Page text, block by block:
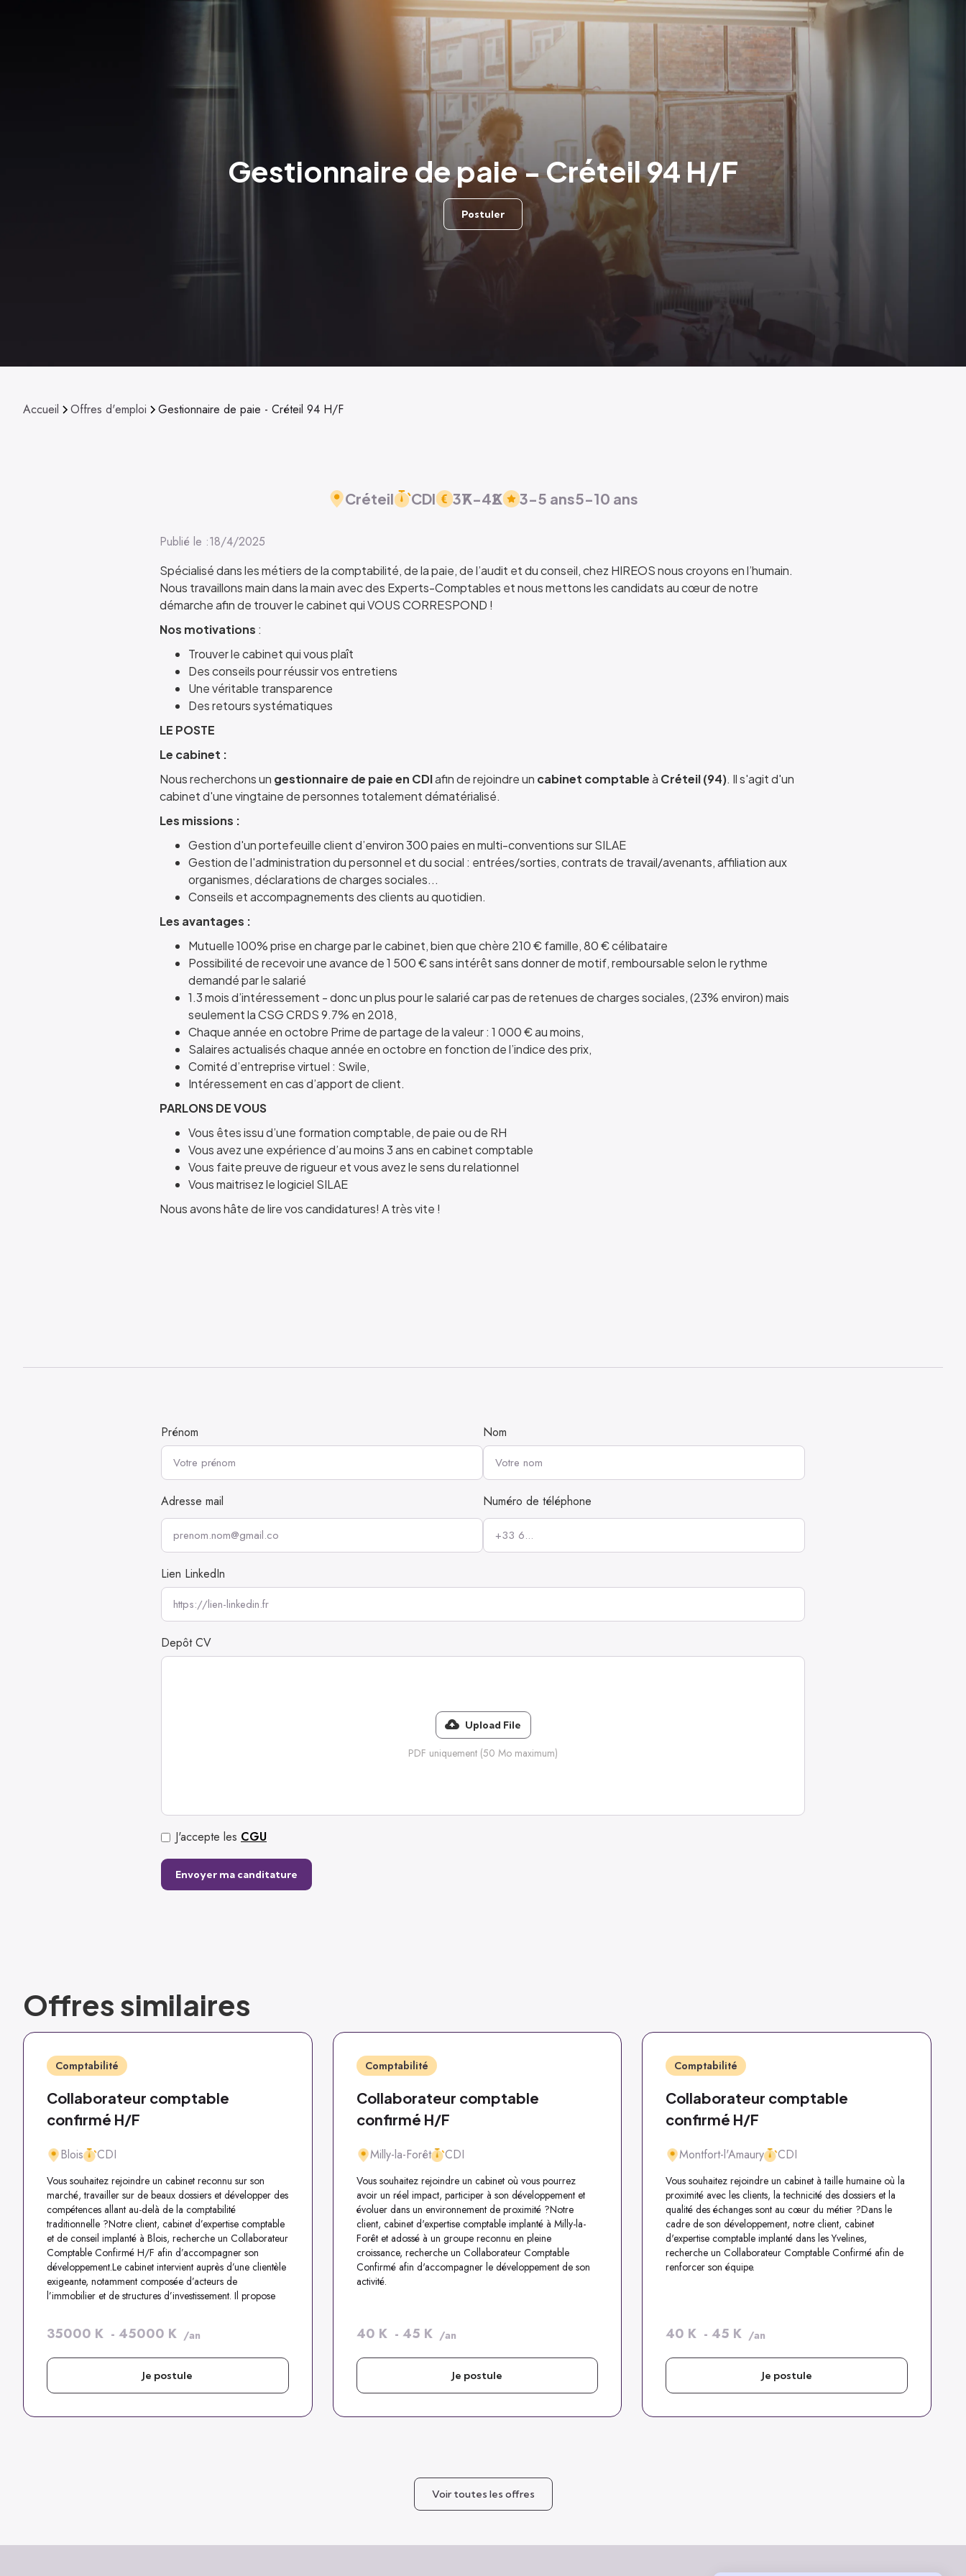
Gestionnaire de paie - Créteil 94 H/F
Postuler
Accueil Offres d'emploi Gestionnaire de paie - Créteil 94 H/F
Créteil CDI 37
K-42
K 3-5 ans5-10 ans
Publié le :18/4/2025
Spécialisé dans les métiers de la comptabilité, de la paie, de l’audit et du conseil, chez HIREOS nous croyons en l’humain.
Nous travaillons main dans la main avec des Experts-Comptables et nous mettons les candidats au cœur de notre
démarche afin de trouver le cabinet qui VOUS CORRESPOND !
Nos motivations :
Trouver le cabinet qui vous plaît
Des conseils pour réussir vos entretiens
Une véritable transparence
Des retours systématiques
LE POSTE
Le cabinet :
Nous recherchons un gestionnaire de paie en CDIafin de rejoindre un cabinet comptableà Créteil (94). Il s'agit d'un
cabinet d'une vingtaine de personnes totalement dématérialisé.
Les missions :
Gestion d'un portefeuille client d’environ 300 paies en multi-conventions sur SILAE
Gestion de l'administration du personnel et du social : entrées/sorties, contrats de travail/avenants, affiliation aux
organismes, déclarations de charges sociales...
Conseils et accompagnements des clients au quotidien.
Les avantages :
Mutuelle 100% prise en charge par le cabinet, bien que chère 210 € famille, 80 € célibataire
Possibilité de recevoir une avance de 1 500 € sans intérêt sans donner de motif, remboursable selon le rythme
demandé par le salarié
1.3 mois d’intéressement - donc un plus pour le salarié car pas de retenues de charges sociales, (23% environ) mais
seulement la CSG CRDS 9.7% en 2018,
Chaque année en octobre Prime de partage de la valeur : 1 000 € au moins,
Salaires actualisés chaque année en octobre en fonction de l’indice des prix,
Comité d’entreprise virtuel : Swile,
Intéressement en cas d’apport de client.
PARLONS DE VOUS
Vous êtes issu d’une formation comptable, de paie ou de RH
Vous avez une expérience d’au moins 3 ans en cabinet comptable
Vous faite preuve de rigueur et vous avez le sens du relationnel
Vous maitrisez le logiciel SILAE
Nous avons hâte de lire vos candidatures! A très vite !
Prénom Nom
Adresse mail Numéro de téléphone
Lien LinkedIn
Depôt CV
Upload File
PDF uniquement (50 Mo maximum)
J'accepte les CGU
Offres similaires
Comptabilité
Collaborateur comptable
confirmé H/F
Blois CDI
Vous souhaitez rejoindre un cabinet reconnu sur son
marché, travailler sur de beaux dossiers et développer des
compétences allant au-delà de la comptabilité
traditionnelle ?Notre client, cabinet d’expertise comptable
et de conseil implanté à Blois, recherche un Collaborateur
Comptable Confirmé H/F afin d’accompagner son
développement.Le cabinet intervient auprès d’une clientèle
exigeante, notamment composée d’acteurs de
l’immobilier et de structures d’investissement. Il propose
et l’évolution professionnelle.
35000 K - 45000 K /an
Je postule
Comptabilité
Collaborateur comptable
confirmé H/F
Milly-la-Forêt CDI
Vous souhaitez rejoindre un cabinet où vous pourrez
avoir un réel impact, participer à son développement et
évoluer dans un environnement de proximité ?Notre
client, cabinet d'expertise comptable implanté à Milly-la-
Forêt et adossé à un groupe reconnu en pleine
croissance, recherche un Collaborateur Comptable
Confirmé afin d'accompagner le développement de son
activité.
40 K - 45 K /an
Je postule
Comptabilité
Collaborateur comptable
confirmé H/F
Montfort-l'Amaury CDI
Vous souhaitez rejoindre un cabinet à taille humaine où la
proximité avec les clients, la technicité des dossiers et la
qualité des échanges sont au cœur du métier ?Dans le
cadre de son développement, notre client, cabinet
d'expertise comptable implanté dans les Yvelines,
recherche un Collaborateur Comptable Confirmé afin de
renforcer son équipe.
40 K - 45 K /an
Je postule
Voir toutes les offres